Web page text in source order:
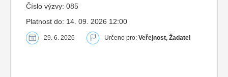
Číslo výzvy: 085
Platnost do: 14. 09. 2026 12:00
29. 6. 2026 Určeno pro: Veřejnost, Žadatel